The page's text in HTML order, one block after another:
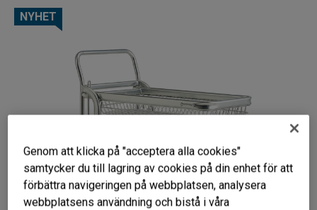
NYHET
Genom att klicka på "acceptera alla cookies"
samtycker du till lagring av cookies på din enhet för att
förbättra navigeringen på webbplatsen, analysera
webbplatsens användning och bistå i våra